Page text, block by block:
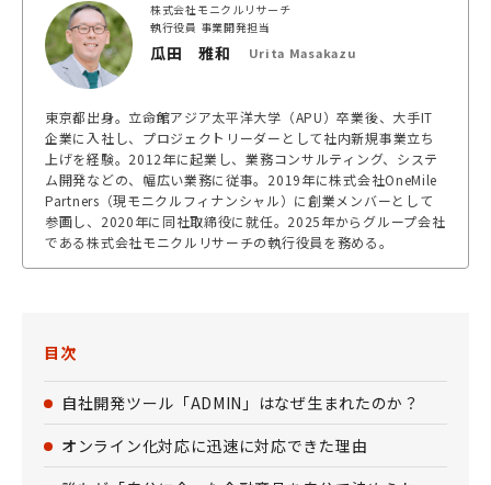
株式会社モニクルリサーチ
執行役員 事業開発担当
瓜田 雅和 Urita Masakazu
東京都出身。立命館アジア太平洋大学（APU）卒業後、大手IT
企業に入社し、プロジェクトリーダーとして社内新規事業立ち
上げを経験。2012年に起業し、業務コンサルティング、システ
ム開発などの、幅広い業務に従事。2019年に株式会社OneMile
Partners（現モニクルフィナンシャル）に創業メンバーとして
参画し、2020年に同社取締役に就任。2025年からグループ会社
である株式会社モニクルリサーチの執行役員を務める。
目次
自社開発ツール「ADMIN」はなぜ生まれたのか？
オンライン化対応に迅速に対応できた理由